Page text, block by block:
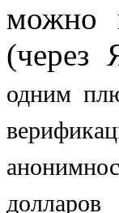
можно
(через
одним